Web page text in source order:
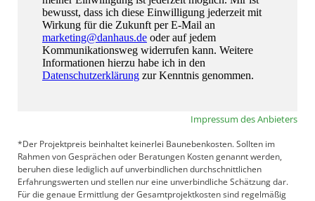
Impressum des Anbieters
*Der Projektpreis beinhaltet keinerlei Baunebenkosten. Sollten im
Rahmen von Gesprächen oder Beratungen Kosten genannt werden,
beruhen diese lediglich auf unverbindlichen durchschnittlichen
Erfahrungswerten und stellen nur eine unverbindliche Schätzung dar.
Für die genaue Ermittlung der Gesamtprojektkosten sind regelmäßig